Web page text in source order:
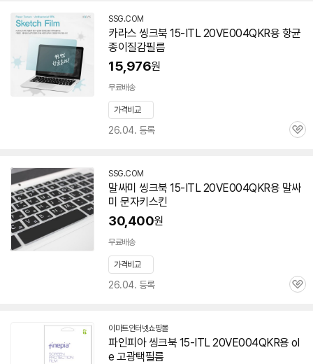
SSG.COM
카라스 씽크북 15-ITL 20VE004QKR용 항균
종이질감필름
15,976원
무료배송
가격비교
26.04. 등록
관
SSG.COM
말싸미 씽크북 15-ITL 20VE004QKR용 말싸
미 문자키스킨
30,400원
무료배송
가격비교
26.04. 등록
관
이마트인터넷쇼핑몰
파인피아 씽크북 15-ITL 20VE004QKR용 ol
e 고광택필름